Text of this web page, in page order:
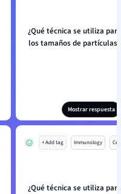
¿Qué técnica se utiliza
los tamaños de partículas
Mostrar respuesta
+ Add tag Immunology
¿Qué técnica se utiliza